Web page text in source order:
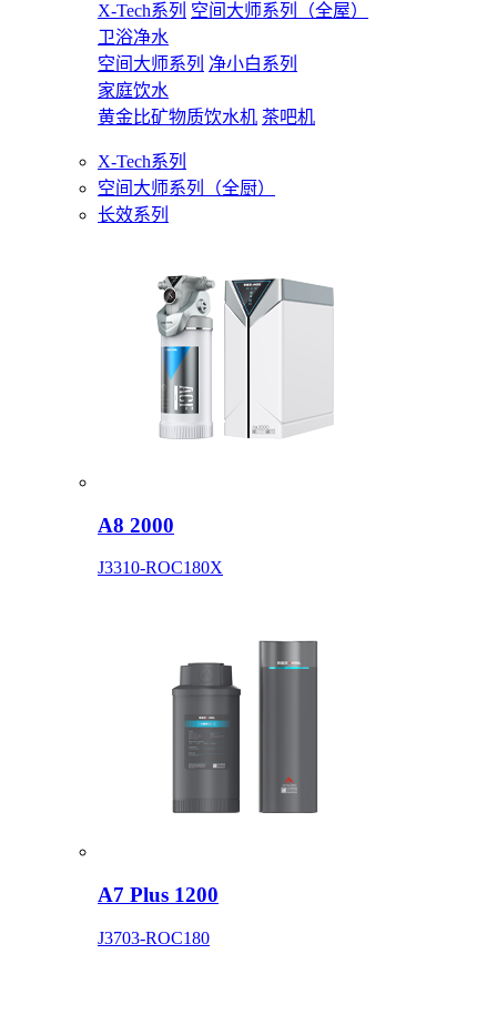
X-Tech系列 空间大师系列（全屋）
卫浴净水
空间大师系列 净小白系列
家庭饮水
黄金比矿物质饮水机 茶吧机
X-Tech系列
空间大师系列（全厨）
长效系列
A8 2000
J3310-ROC180X
A7 Plus 1200
J3703-ROC180